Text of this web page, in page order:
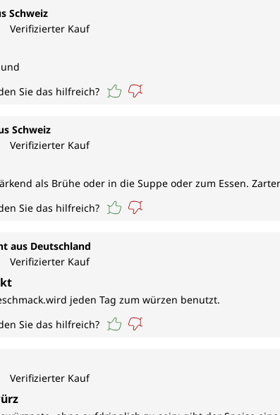
Schweiz
Bewertung von 5 von 5 Sternen
Verifizierter Kauf
Sie das hilfreich?
Schweiz
Bewertung von 5 von 5 Sternen
Verifizierter Kauf
als Brühe oder in die Suppe oder zum Essen.
Sie das hilfreich?
aus Deutschland
Bewertung von 5 von 5 Sternen
Verifizierter Kauf
jeden Tag zum würzen benutzt.
Sie das hilfreich?
Bewertung von 5 von 5 Sternen
Verifizierter Kauf